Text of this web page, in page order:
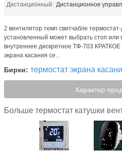
Дистанционный: Дистанционное
2 вентилятор темп свитчабле
установленный может выбрать стоп или
внутреннее дискретное ТФ-703
экрана касания се...
Бирки: термостат экрана
Характер
Больше термостат катушки